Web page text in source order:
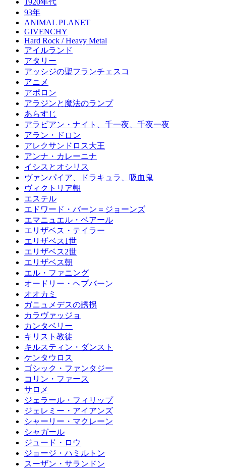
1920年代
93年
ANIMAL PLANET
GIVENCHY
Hard Rock / Heavy Metal
アイルランド
アタリー
アッシジの聖フランチェスコ
アニメ
アポロン
アラジンと魔法のランプ
あらすじ
アラビアン・ナイト、千一夜、千夜一夜
アラン・ドロン
アレクサンドロス大王
アンナ・カレーニナ
イシスとオシリス
ヴァンパイア、ドラキュラ、吸血鬼
ヴィクトリア朝
エステル
エドワード・バーン＝ジョーンズ
エマニュエル・ベアール
エリザベス・テイラー
エリザベス1世
エリザベス2世
エリザベス朝
エル・ファニング
オードリー・ヘプバーン
オオカミ
ガニュメデスの誘拐
カラヴァッジョ
カンタベリー
キリスト教徒
キルスティン・ダンスト
ケンタウロス
ゴシック・ファンタジー
コリン・ファース
サロメ
ジェラール・フィリップ
ジェレミー・アイアンズ
シャーリー・マクレーン
シャガール
ジュード・ロウ
ジョージ・ハミルトン
スーザン・サランドン